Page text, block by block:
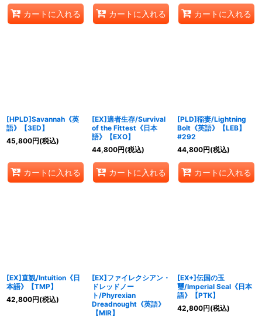
カートに入れる カートに入れる カートに入れる
[HPLD]Savannah《英
語》【3ED】
45,800円(税込)
カートに入れる
[EX]適者生存/Survival
of the Fittest《日本
語》【EXO】
44,800円(税込)
カートに入れる
[PLD]稲妻/Lightning
Bolt《英語》【LEB】
#292
44,800円(税込)
カートに入れる
[EX]直観/Intuition《日
本語》【TMP】
42,800円(税込)
[EX]ファイレクシアン・
ドレッドノー
ト/Phyrexian
Dreadnought《英語》
【MIR】
[EX+]伝国の玉
璽/Imperial Seal《日本
語》【PTK】
42,800円(税込)